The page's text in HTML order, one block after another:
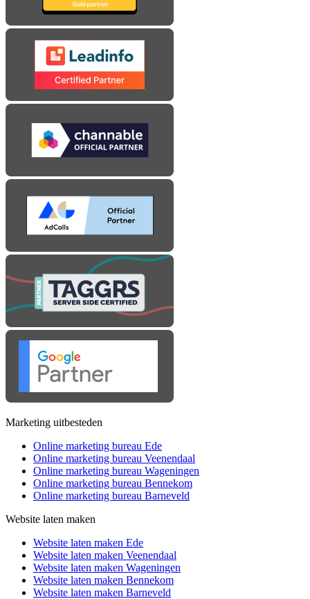
Marketing uitbesteden
Online marketing bureau Ede
Online marketing bureau Veenendaal
Online marketing bureau Wageningen
Online marketing bureau Bennekom
Online marketing bureau Barneveld
Website laten maken
Website laten maken Ede
Website laten maken Veenendaal
Website laten maken Wageningen
Website laten maken Bennekom
Website laten maken Barneveld